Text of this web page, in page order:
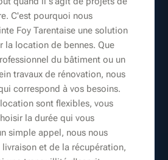
C'est pourquoi nous
Foy Tarentaise une solution
la location de bennes. Que
du bâtiment ou un
travaux de rénovation, nous
correspond à vos besoins.
sont flexibles, vous
la durée qui vous
simple appel, nous nous
et de la récupération,